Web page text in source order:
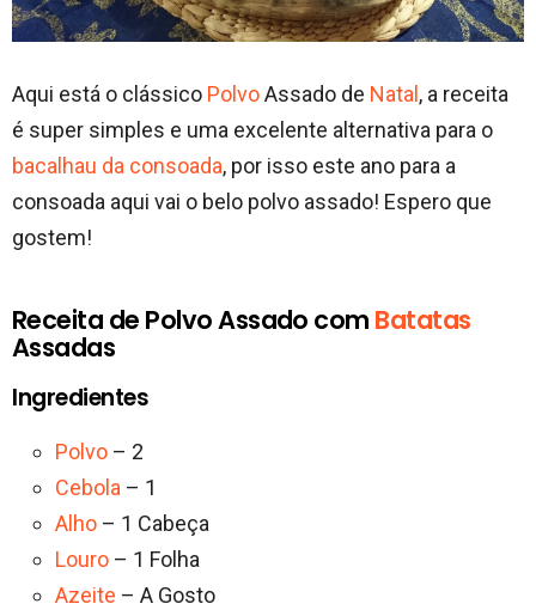
Aqui está o clássico PolvoAssado de Natal , a receita
é super simples e uma excelente alternativa para o
bacalhau da consoada, por isso este ano para a
consoada aqui vai o belo polvo assado! Espero que
gostem!
Receita de Polvo Assado com Batatas
Assadas
Ingredientes
Polvo – 2
Cebola – 1
Alho – 1 Cabeça
Louro – 1 Folha
Azeite – A Gosto